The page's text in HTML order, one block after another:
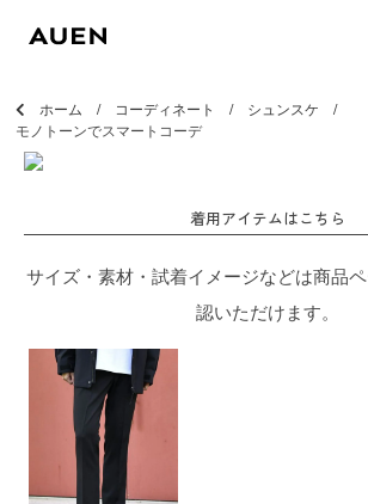
ホーム コーディネート
シュンスケ
モノトーンでスマートコーデ
着用アイテムはこちら
サイズ・素材・試着イメージなどは商品
認いただけます。